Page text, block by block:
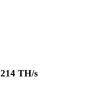
TH/s